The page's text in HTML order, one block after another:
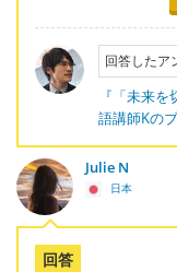
回答したア
『「未来
語講師Kのブ
Julie N
日本
回答